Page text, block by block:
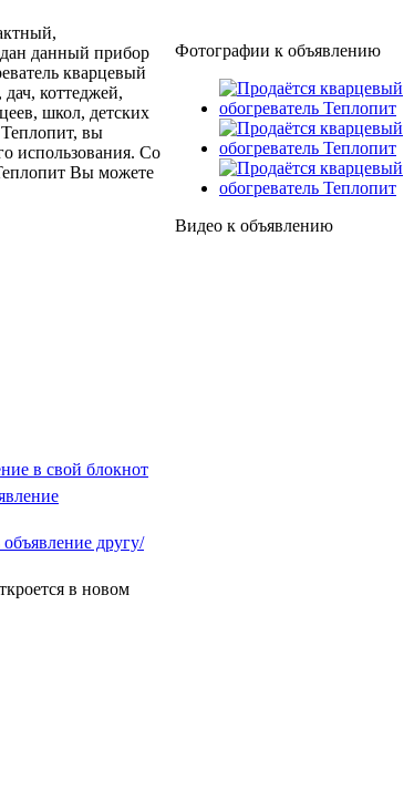
данный прибор
кварцевый
коттеджей,
школ, детских
Теплопит, вы
использования. Со
Вы можете
в свой блокнот
другу/
в новом
Фотографии к объявлению
Видео к объявлению